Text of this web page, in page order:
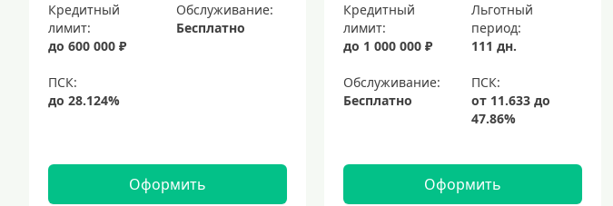
Кредитный
лимит:
до 600 000 ₽
Обслуживание:
Бесплатно
Оформить
Кредитный
лимит:
до 1 000 000 ₽
Льготный
период:
111 дн.
Обслуживание:
Бесплатно
Оформить